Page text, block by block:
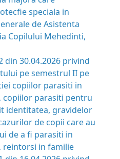
speciala in
de Asistenta
Copilului Mehedinti,
din 30.04.2026 privind
pe semestrul II pe
copiilor parasiti in
copiilor parasiti pentru
identitatea, gravidelor
de copii care au
de a fi parasiti in
reintorsi in familie